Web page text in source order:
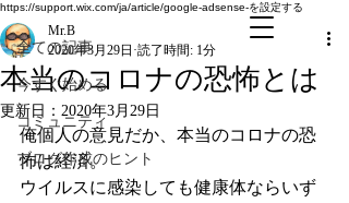
https://support.wix.com/ja/article/google-adsense-を設定する
全ての記事
今すぐ始める
コミュニティ
ブログ作成のヒント
本当のコロナの恐怖とは
Mr.B
2020年3月29日 読了時間: 1分
更新日： 2020年3月29日
俺個人の意見だか、本当のコロナの恐
怖は経済。
ウイルスに感染しても健康体ならいず